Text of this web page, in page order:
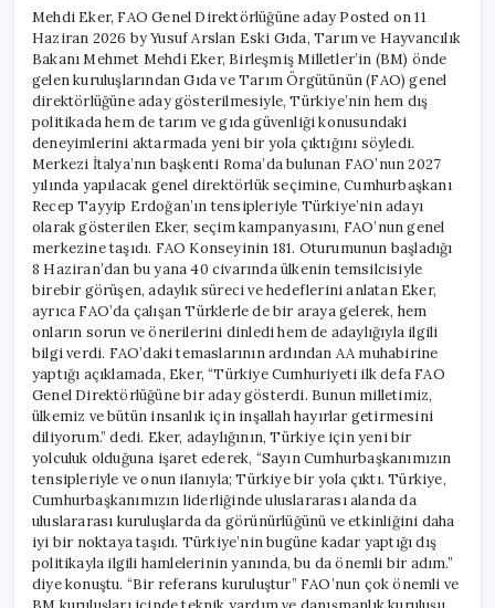
için
Mehdi Eker, FAO Genel Direktörlüğüne aday Posted on 11
Haziran 2026 by Yusuf Arslan Eski Gıda, Tarım ve Hayvancılık
Bakanı Mehmet Mehdi Eker, Birleşmiş Milletler’in (BM) önde
gelen kuruluşlarından Gıda ve Tarım Örgütünün (FAO) genel
direktörlüğüne aday gösterilmesiyle, Türkiye’nin hem dış
politikada hem de tarım ve gıda güvenliği konusundaki
deneyimlerini aktarmada yeni bir yola çıktığını söyledi.
Merkezi İtalya’nın başkenti Roma’da bulunan FAO’nun 2027
yılında yapılacak genel direktörlük seçimine, Cumhurbaşkanı
Recep Tayyip Erdoğan’ın tensipleriyle Türkiye’nin adayı
olarak gösterilen Eker, seçim kampanyasını, FAO’nun genel
merkezine taşıdı. FAO Konseyinin 181. Oturumunun başladığı
8 Haziran’dan bu yana 40 civarında ülkenin temsilcisiyle
birebir görüşen, adaylık süreci ve hedeflerini anlatan Eker,
ayrıca FAO’da çalışan Türklerle de bir araya gelerek, hem
onların sorun ve önerilerini dinledi hem de adaylığıyla ilgili
bilgi verdi. FAO’daki temaslarının ardından AA muhabirine
yaptığı açıklamada, Eker, “Türkiye Cumhuriyeti ilk defa FAO
Genel Direktörlüğüne bir aday gösterdi. Bunun milletimiz,
ülkemiz ve bütün insanlık için inşallah hayırlar getirmesini
diliyorum.” dedi. Eker, adaylığının, Türkiye için yeni bir
yolculuk olduğuna işaret ederek, “Sayın Cumhurbaşkanımızın
tensipleriyle ve onun ilanıyla; Türkiye bir yola çıktı. Türkiye,
Cumhurbaşkanımızın liderliğinde uluslararası alanda da
uluslararası kuruluşlarda da görünürlüğünü ve etkinliğini daha
iyi bir noktaya taşıdı. Türkiye’nin bugüne kadar yaptığı dış
politikayla ilgili hamlelerinin yanında, bu da önemli bir adım.”
diye konuştu. “Bir referans kuruluştur” FAO’nun çok önemli ve